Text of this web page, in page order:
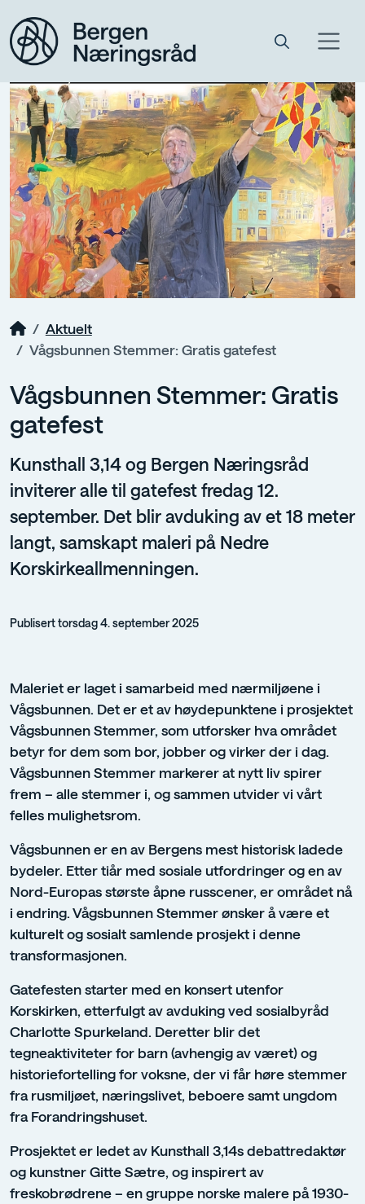
Aktuelt
Vågsbunnen Stemmer: Gratis gatefest
Vågsbunnen Stemmer: Gratis
gatefest
Kunsthall 3,14 og Bergen Næringsråd
inviterer alle til gatefest fredag 12.
september. Det blir avduking av et 18 meter
langt, samskapt maleri på Nedre
Korskirkeallmenningen.
Publisert torsdag 4. september 2025
Maleriet er laget i samarbeid med nærmiljøene i
Vågsbunnen. Det er et av høydepunktene i prosjektet
Vågsbunnen Stemmer, som utforsker hva området
betyr for dem som bor, jobber og virker der i dag.
Vågsbunnen Stemmer markerer at nytt liv spirer
frem – alle stemmer i, og sammen utvider vi vårt
felles mulighetsrom.
Vågsbunnen er en av Bergens mest historisk ladede
bydeler. Etter tiår med sosiale utfordringer og en av
Nord-Europas største åpne russcener, er området nå
i endring. Vågsbunnen Stemmer ønsker å være et
kulturelt og sosialt samlende prosjekt i denne
transformasjonen.
Gatefesten starter med en konsert utenfor
Korskirken, etterfulgt av avduking ved sosialbyråd
Charlotte Spurkeland. Deretter blir det
tegneaktiviteter for barn (avhengig av været) og
historiefortelling for voksne, der vi får høre stemmer
fra rusmiljøet, næringslivet, beboere samt ungdom
fra Forandringshuset.
Prosjektet er ledet av Kunsthall 3,14s debattredaktør
og kunstner Gitte Sætre, og inspirert av
freskobrødrene – en gruppe norske malere på 1930-